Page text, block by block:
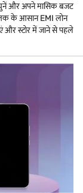
चुनें और अपने मासिक बजट
के आसान EMI लोन
और स्टोर में जाने से पहले